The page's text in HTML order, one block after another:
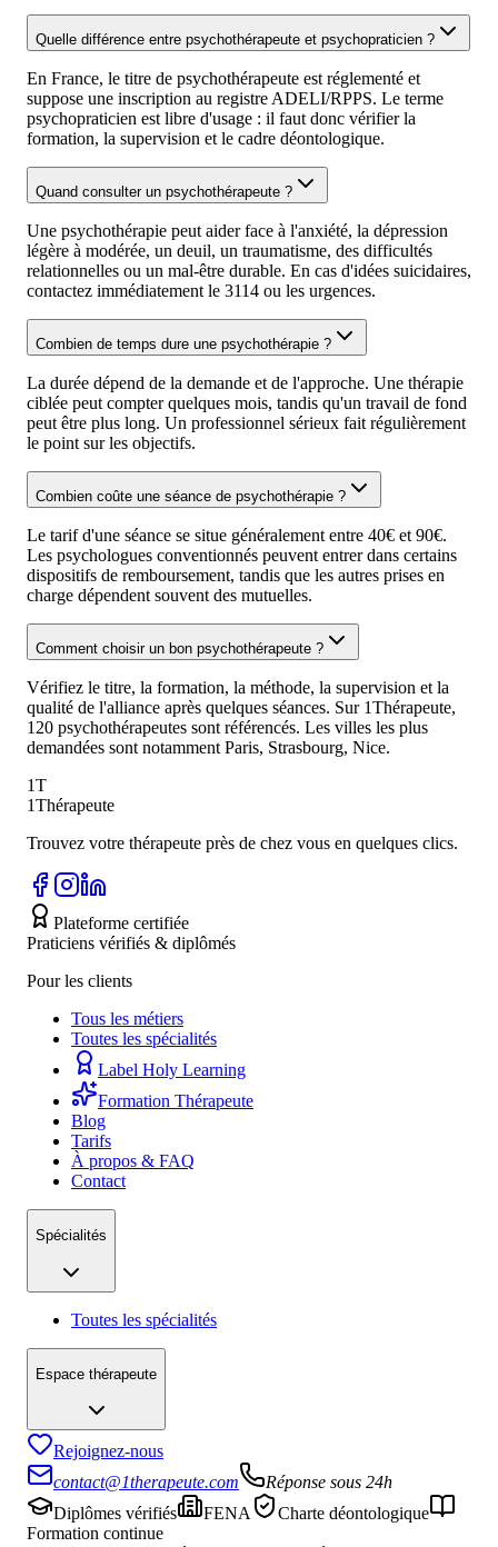
Quelle différence entre psychothérapeute et psychopraticien ?
En France, le titre de psychothérapeute est réglementé et
suppose une inscription au registre ADELI/RPPS. Le terme
psychopraticien est libre d'usage : il faut donc vérifier la
formation, la supervision et le cadre déontologique.
Quand consulter un psychothérapeute ?
Une psychothérapie peut aider face à l'anxiété, la dépression
légère à modérée, un deuil, un traumatisme, des difficultés
relationnelles ou un mal-être durable. En cas d'idées suicidaires,
contactez immédiatement le 3114 ou les urgences.
Combien de temps dure une psychothérapie ?
La durée dépend de la demande et de l'approche. Une thérapie
ciblée peut compter quelques mois, tandis qu'un travail de fond
peut être plus long. Un professionnel sérieux fait régulièrement
le point sur les objectifs.
Combien coûte une séance de psychothérapie ?
Le tarif d'une séance se situe généralement entre 40€ et 90€.
Les psychologues conventionnés peuvent entrer dans certains
dispositifs de remboursement, tandis que les autres prises en
charge dépendent souvent des mutuelles.
Comment choisir un bon psychothérapeute ?
Vérifiez le titre, la formation, la méthode, la supervision et la
qualité de l'alliance après quelques séances. Sur 1Thérapeute,
120 psychothérapeutes sont référencés. Les villes les plus
demandées sont notamment Paris, Strasbourg, Nice.
1T
1Thérapeute
Trouvez votre thérapeute près de chez vous en quelques clics.
Plateforme certifiée
Praticiens vérifiés & diplômés
Pour les clients
Tous les métiers
Toutes les spécialités
Label Holy Learning
Formation Thérapeute
Blog
Tarifs
À propos & FAQ
Contact
Spécialités
Toutes les spécialités
Espace thérapeute
Rejoignez-nous
contact@1therapeute.com
Réponse sous 24h
Diplômes vérifiés
FENA
Charte déontologique
Formation continue